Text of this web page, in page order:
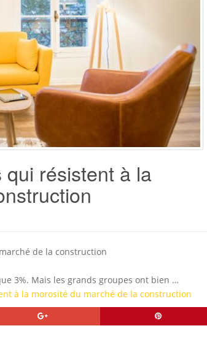
résistent à la
de la construction
3%. Mais les grands groupes ont bien …
à la morosité du marché de la construction